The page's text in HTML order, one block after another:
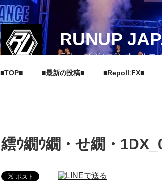
RUNUP
ラナップ ジャパンオールエ
■TOP■ ■最新の投稿■ ■Repoll:FX■
繧ｳ繝ｳ繝・せ繝・